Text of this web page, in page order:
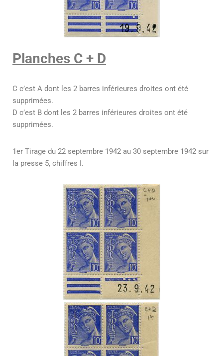
Planches C + D
C c’est A dont les 2 barres inférieures droites ont été
supprimées.
D c’est B dont les 2 barres inférieures droites ont été
supprimées.
1er Tirage du 22 septembre 1942 au 30 septembre 1942 sur
la presse 5, chiffres I.